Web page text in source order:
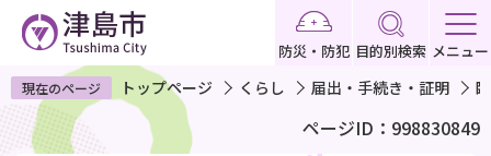
ペ
ー
防災・防犯 目的別検索 メニュー
現在のページ トップページ くらし 届出・手続き・証明
ページID：998830849